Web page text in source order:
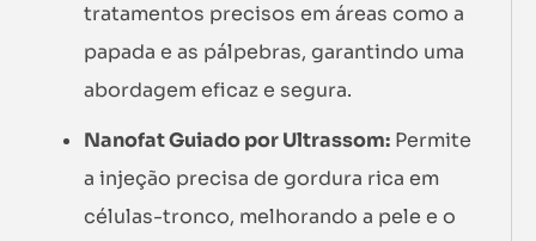
tratamentos precisos em áreas como a
papada e as pálpebras, garantindo uma
abordagem eficaz e segura.
Nanofat Guiado por Ultrassom: Permite
a injeção precisa de gordura rica em
células-tronco, melhorando a pele e o